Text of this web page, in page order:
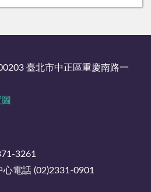
臺北市中正區重慶南路一
3261
心電話 (02)2331-0901